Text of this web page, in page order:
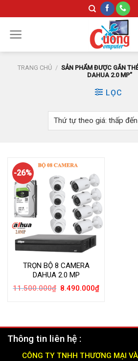
to
content
TRANG CHỦ / SẢN PHẨM ĐƯỢC GẮN
DAHUA 2.0 MP”
LỌC
-26%
TRỌN BỘ 8 CAMERA
DAHUA 2.0 MP
11.500.000₫ Giá
8.490.000₫Giá
hiện
Thông tin liên hệ :
CÔNG TY TNHH THƯƠNG MẠI